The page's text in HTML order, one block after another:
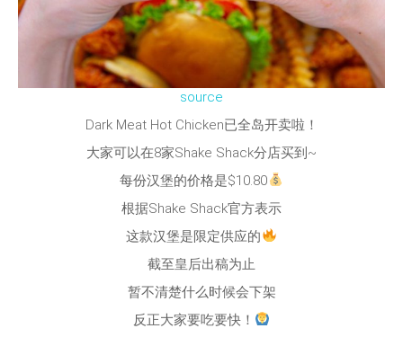
source
Dark Meat Hot Chicken已全岛开卖啦！
大家可以在8家Shake Shack分店买到~
每份汉堡的价格是$10.80
根据Shake Shack官方表示
这款汉堡是限定供应的
截至皇后出稿为止
暂不清楚什么时候会下架
反正大家要吃要快！